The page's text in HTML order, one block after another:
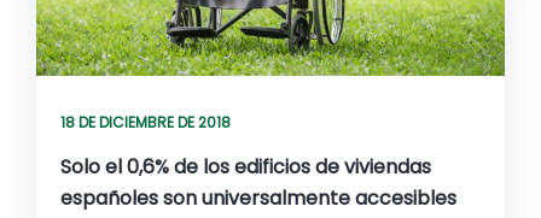
18 DE DICIEMBRE DE 2018
Solo el 0,6% de los edificios de viviendas
españoles son universalmente accesibles